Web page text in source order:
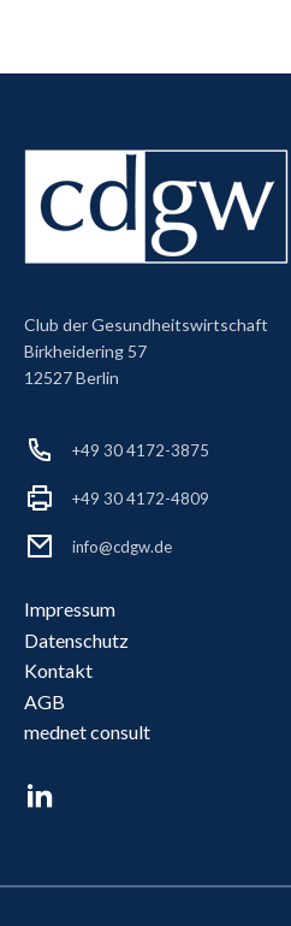
Club der Gesundheitswirtschaft
Birkheidering 57
12527 Berlin
+49 30 4172-3875
+49 30 4172-4809
info@cdgw.de
Impressum
Datenschutz
Kontakt
AGB
mednet consult